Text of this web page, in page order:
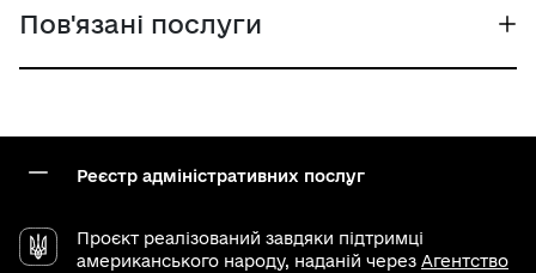
Пов'язані послуги
Реєстр адміністративних послуг
Проєкт реалізований завдяки підтримці
американського народу, наданій через Агентство